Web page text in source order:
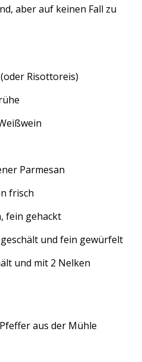
aber auf keinen Fall zu
Risottoreis)
Parmesan
frisch
fein gehackt
geschält und fein gewürfelt
und mit 2 Nelken
aus der Mühle